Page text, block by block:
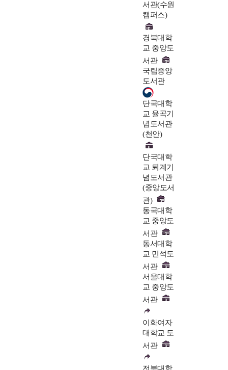
서관(수원
캠퍼스)
경북대학
교 중앙도
서관
국립중앙
도서관
단국대학
교 율곡기
념도서관
(천안)
단국대학
교 퇴계기
념도서관
(중앙도서
관)
동국대학
교 중앙도
서관
동서대학
교 민석도
서관
서울대학
교 중앙도
서관
이화여자
대학교 도
서관
전북대학